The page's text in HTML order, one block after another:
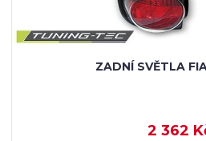
ZADNÍ SVĚTLA
2 362